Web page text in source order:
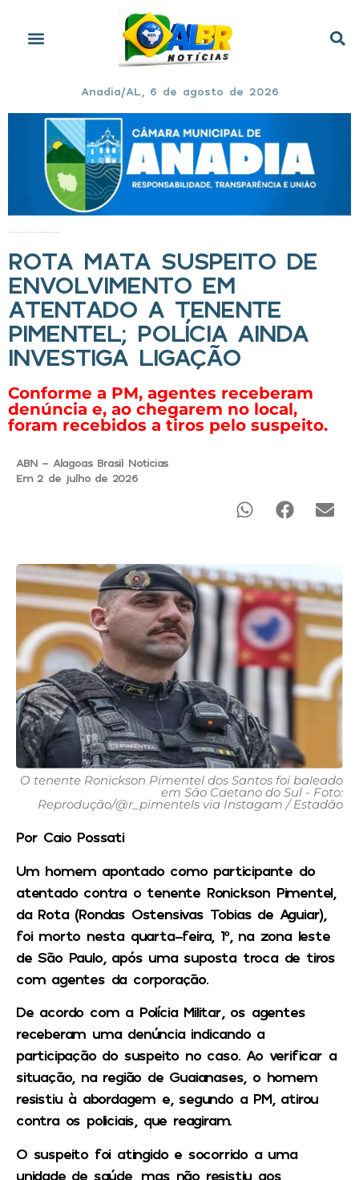
Anadia/AL, 6 de agosto de 2026
ROTA MATA SUSPEITO DE
ENVOLVIMENTO EM
ATENTADO A TENENTE
PIMENTEL; POLÍCIA AINDA
INVESTIGA LIGAÇÃO
Conforme a PM, agentes receberam
denúncia e, ao chegarem no local,
foram recebidos a tiros pelo suspeito.
ABN - Alagoas Brasil Noticias
Em 2 de julho de 2026
O tenente Ronickson Pimentel dos Santos foi baleado
em São Caetano do Sul - Foto:
Reprodução/@r_pimentels via Instagam / Estadão
Por Caio Possati
Um homem apontado como participante do
atentado contra o tenente Ronickson Pimentel,
da Rota (Rondas Ostensivas Tobias de Aguiar),
foi morto nesta quarta-feira, 1º, na zona leste
de São Paulo, após uma suposta troca de tiros
com agentes da corporação.
De acordo com a Polícia Militar, os agentes
receberam uma denúncia indicando a
participação do suspeito no caso. Ao verificar a
situação, na região de Guaianases, o homem
resistiu à abordagem e, segundo a PM, atirou
contra os policiais, que reagiram.
O suspeito foi atingido e socorrido a uma
unidade de saúde, mas não resistiu aos